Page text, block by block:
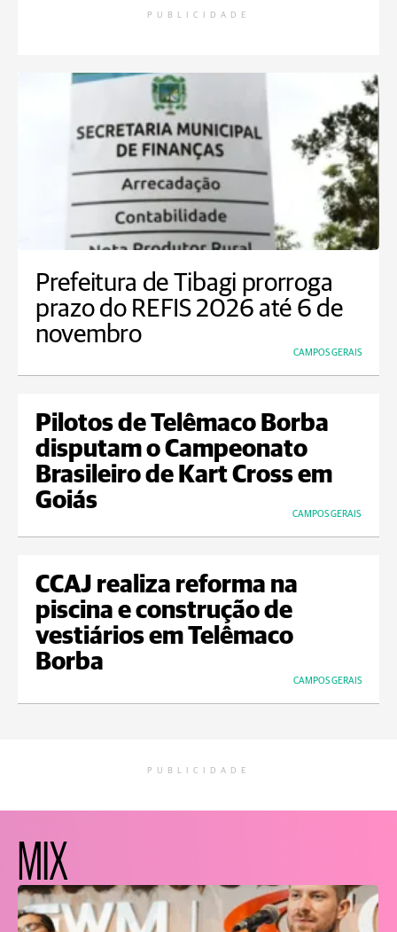
PUBLICIDADE
Prefeitura de Tibagi prorroga
prazo do REFIS 2026 até 6 de
novembro
CAMPOS GERAIS
Pilotos de Telêmaco Borba
disputam o Campeonato
Brasileiro de Kart Cross em
Goiás
CAMPOS GERAIS
CCAJ realiza reforma na
piscina e construção de
vestiários em Telêmaco
Borba
CAMPOS GERAIS
PUBLICIDADE
MIX